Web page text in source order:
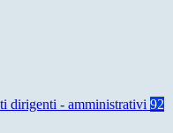
dirigenti - amministrativi 92